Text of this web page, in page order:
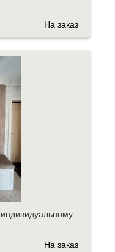
На заказ
На заказ